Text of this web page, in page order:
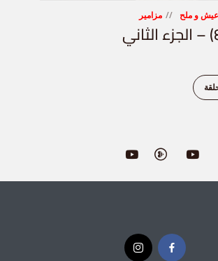
عيش و ملح مزامير